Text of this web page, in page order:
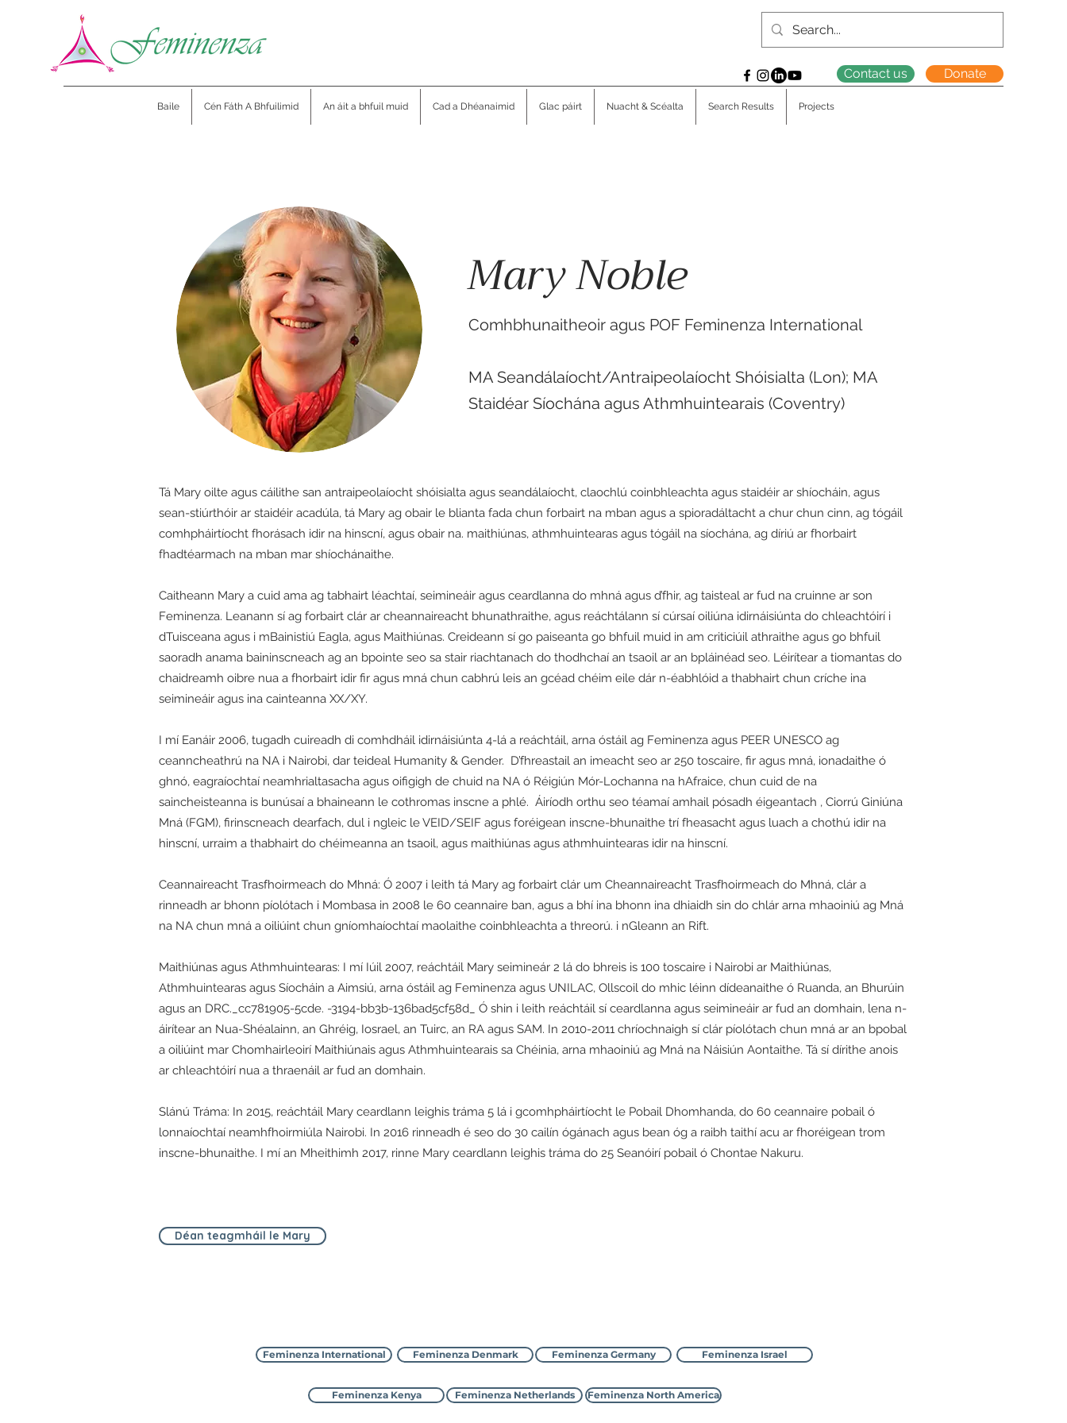
Contact us Donate
Baile Cén Fáth A Bhfuilimid An áit a bhfuil muid Cad a Dhéanaimid Glac páirt Nuacht & Scéalta Search Results Projects
Mary Noble
Comhbhunaitheoir agus POF Feminenza International
MA Seandálaíocht/Antraipeolaíocht Shóisialta (Lon); MA
Staidéar Síochána agus Athmhuintearais (Coventry)
Tá Mary oilte agus cáilithe san antraipeolaíocht shóisialta agus seandálaíocht, claochlú coinbhleachta agus staidéir ar shíocháin, agus
sean-stiúrthóir ar staidéir acadúla, tá Mary ag obair le blianta fada chun forbairt na mban agus a spioradáltacht a chur chun cinn, ag tógáil
comhpháirtíocht fhorásach idir na hinscní, agus obair na. maithiúnas, athmhuintearas agus tógáil na síochána, ag díriú ar fhorbairt
fhadtéarmach na mban mar shíochánaithe.
Caitheann Mary a cuid ama ag tabhairt léachtaí, seimineáir agus ceardlanna do mhná agus d’fhir, ag taisteal ar fud na cruinne ar son
Feminenza. Leanann sí ag forbairt clár ar cheannaireacht bhunathraithe, agus reáchtálann sí cúrsaí oiliúna idirnáisiúnta do chleachtóirí i
dTuisceana agus i mBainistiú Eagla, agus Maithiúnas. Creideann sí go paiseanta go bhfuil muid in am criticiúil athraithe agus go bhfuil
saoradh anama baininscneach ag an bpointe seo sa stair riachtanach do thodhchaí an tsaoil ar an bpláinéad seo. Léirítear a tiomantas do
chaidreamh oibre nua a fhorbairt idir fir agus mná chun cabhrú leis an gcéad chéim eile dár n-éabhlóid a thabhairt chun críche ina
seimineáir agus ina cainteanna XX/XY.
I mí Eanáir 2006, tugadh cuireadh di comhdháil idirnáisiúnta 4-lá a reáchtáil, arna óstáil ag Feminenza agus PEER UNESCO ag
ceanncheathrú na NA i Nairobi, dar teideal Humanity & Gender. D’fhreastail an imeacht seo ar 250 toscaire, fir agus mná, ionadaithe ó
ghnó, eagraíochtaí neamhrialtasacha agus oifigigh de chuid na NA ó Réigiún Mór-Lochanna na hAfraice, chun cuid de na
saincheisteanna is bunúsaí a bhaineann le cothromas inscne a phlé. Áiríodh orthu seo téamaí amhail pósadh éigeantach , Ciorrú Giniúna
Mná (FGM), firinscneach dearfach, dul i ngleic le VEID/SEIF agus foréigean inscne-bhunaithe trí fheasacht agus luach a chothú idir na
hinscní, urraim a thabhairt do chéimeanna an tsaoil, agus maithiúnas agus athmhuintearas idir na hinscní.
Ceannaireacht Trasfhoirmeach do Mhná: Ó 2007 i leith tá Mary ag forbairt clár um Cheannaireacht Trasfhoirmeach do Mhná, clár a
rinneadh ar bhonn píolótach i Mombasa in 2008 le 60 ceannaire ban, agus a bhí ina bhonn ina dhiaidh sin do chlár arna mhaoiniú ag Mná
na NA chun mná a oiliúint chun gníomhaíochtaí maolaithe coinbhleachta a threorú. i nGleann an Rift.
Maithiúnas agus Athmhuintearas: I mí Iúil 2007, reáchtáil Mary seimineár 2 lá do bhreis is 100 toscaire i Nairobi ar Maithiúnas,
Athmhuintearas agus Síocháin a Aimsiú, arna óstáil ag Feminenza agus UNILAC, Ollscoil do mhic léinn dídeanaithe ó Ruanda, an Bhurúin
agus an DRC._cc781905-5cde. -3194-bb3b-136bad5cf58d_ Ó shin i leith reáchtáil sí ceardlanna agus seimineáir ar fud an domhain, lena n-
áirítear an Nua-Shéalainn, an Ghréig, Iosrael, an Tuirc, an RA agus SAM. In 2010-2011 chríochnaigh sí clár píolótach chun mná ar an bpobal
a oiliúint mar Chomhairleoirí Maithiúnais agus Athmhuintearais sa Chéinia, arna mhaoiniú ag Mná na Náisiún Aontaithe. Tá sí dírithe anois
ar chleachtóirí nua a thraenáil ar fud an domhain.
Slánú Tráma: In 2015, reáchtáil Mary ceardlann leighis tráma 5 lá i gcomhpháirtíocht le Pobail Dhomhanda, do 60 ceannaire pobail ó
lonnaíochtaí neamhfhoirmiúla Nairobi. In 2016 rinneadh é seo do 30 cailín ógánach agus bean óg a raibh taithí acu ar fhoréigean trom
inscne-bhunaithe. I mí an Mheithimh 2017, rinne Mary ceardlann leighis tráma do 25 Seanóirí pobail ó Chontae Nakuru.
Déan teagmháil le Mary
Feminenza International Feminenza Denmark Feminenza Germany Feminenza Israel
Feminenza Kenya Feminenza Netherlands Feminenza North America